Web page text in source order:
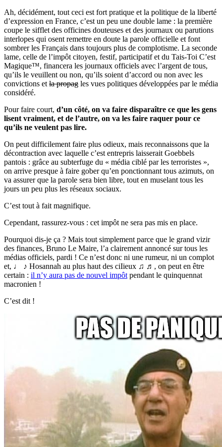
Ah, décidément, tout ceci est fort pratique et la politique de la liberté
d’expression en France, c’est un peu une double lame : la première
coupe le sifflet des officines douteuses et des journaux ou parutions
interlopes qui osent remettre en doute la parole officielle et font
sombrer les Français dans toujours plus de complotisme. La seconde
lame, celle de l’impôt citoyen, festif, participatif et du Tais-Toi C’est
Magique™, financera les journaux officiels avec l’argent de tous,
qu’ils le veuillent ou non, qu’ils soient d’accord ou non avec les
convictions et la propag les vues politiques développées par le média
considéré.
Pour faire court, d’un côté, on va faire disparaître ce que les gens
lisent vraiment, et de l’autre, on va les faire raquer pour ce
qu’ils ne veulent pas lire.
On peut difficilement faire plus odieux, mais reconnaissons que la
décontraction avec laquelle c’est entrepris laisserait Goebbels
pantois : grâce au subterfuge du « média ciblé par les terroristes »,
on arrive presque à faire gober qu’en ponctionnant tous azimuts, on
va assurer que la parole sera bien libre, tout en muselant tous les
jours un peu plus les réseaux sociaux.
C’est tout à fait magnifique.
Cependant, rassurez-vous : cet impôt ne sera pas mis en place.
Pourquoi dis-je ça ? Mais tout simplement parce que le grand vizir
des finances, Bruno Le Maire, l’a clairement annoncé sur tous les
médias officiels, pardi ! Ce n’est donc ni une rumeur, ni un complot
et, ♩ ♪ Hosannah au plus haut des ciIieux ♫ ♬, on peut en être
certain : il n’y aura pas de nouvel impôt pendant le quinquennat
macronien !
C’est dit !